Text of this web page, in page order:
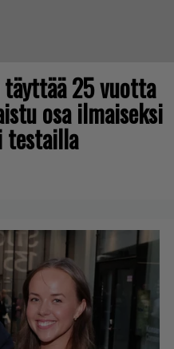
25 vuotta
osa ilmaiseksi
testailla